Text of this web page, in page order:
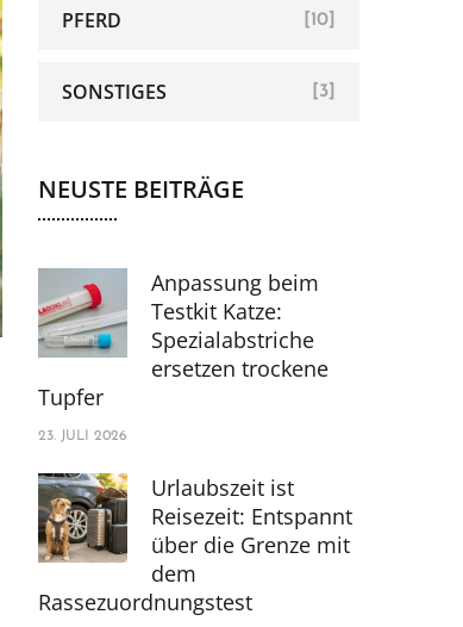
PFERD [10]
SONSTIGES [3]
NEUSTE BEITRÄGE
Anpassung beim
Testkit Katze:
Spezialabstriche
ersetzen trockene
Tupfer
23. JULI 2026
Urlaubszeit ist
Reisezeit: Entspannt
über die Grenze mit
dem
Rassezuordnungstest